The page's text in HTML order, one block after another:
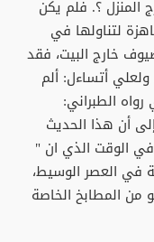
المنزل ؟. فلم يكن
لتناولها في
خارج البيت، فقد
أتساءل: ألم
الطبراني:
أن هذا الحديث
الوقت الذي ان "
في العصر الوسيط،
المطابخ الخاصة